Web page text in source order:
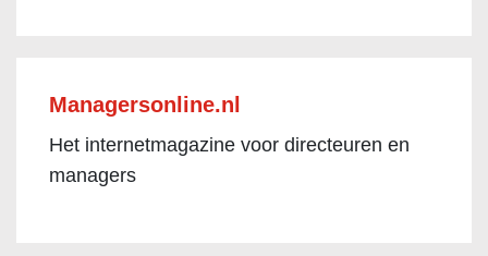
Managersonline.nl
Het internetmagazine voor directeuren en
managers